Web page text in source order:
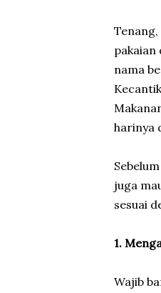
pakaian
nama
harinya
juga
sesuai
1.
Wajib